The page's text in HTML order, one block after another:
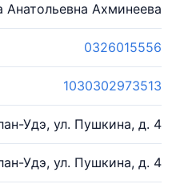
Анатольевна Ахминеева
0326015556
1030302973513
Удэ, ул. Пушкина, д. 4
Удэ, ул. Пушкина, д. 4